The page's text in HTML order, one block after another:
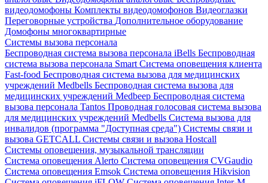
видеодомофоны Комплекты видеодомофонов Видеоглазки
Переговорные устройства Дополнительное оборудование
Домофоны многоквартирные
Системы вызова персонала
Беспроводная система вызова персонала iBells Беспроводная
система вызова персонала Smart Система оповещения клиента
Fast-food Беспроводная система вызова для медицинских
учреждений Medbells Беспроводная система вызова для
медицинских учреждений Medbeep Беспроводная система
вызова персонала Tantos Проводная голосовая система вызова
для медицинских учреждений Medbells Система вызова для
инвалидов (программа "Доступная среда") Системы связи и
вызова GETCALL Системы связи и вызова Hostcall
Системы оповещения, музыкальной трансляции
Система оповещения Alerto Система оповещения CVGaudio
Система оповещения Emsok Система оповещения Hikvision